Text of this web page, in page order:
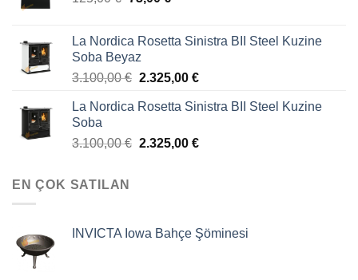
La Nordica Rosetta Sinistra BII Steel Kuzine
Soba Beyaz
3.100,00€ 2.325,00 €
La Nordica Rosetta Sinistra BII Steel Kuzine
Soba
3.100,00€ 2.325,00 €
EN ÇOK SATILAN
INVICTA Iowa Bahçe Şöminesi